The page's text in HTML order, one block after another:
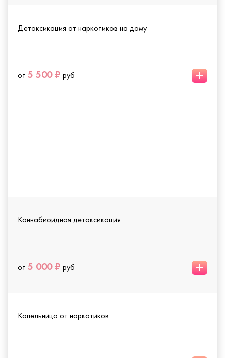
Детоксикация от наркотиков на дому
от 5 500 ₽ руб +
Каннабиоидная детоксикация
от 5 000 ₽ руб +
Капельница от наркотиков